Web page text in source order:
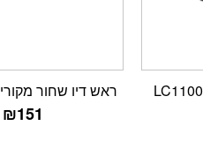
ראש דיו שחור מקורי LC1100BK
₪151